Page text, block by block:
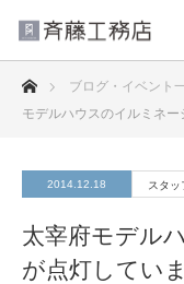
ホームブログ・イベント
モデルハウスのイルミネ
2014.12.18 スタッ
太宰府モデル
が点灯してい